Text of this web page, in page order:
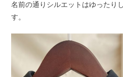
名前の通りシルエットはゆったり
す。